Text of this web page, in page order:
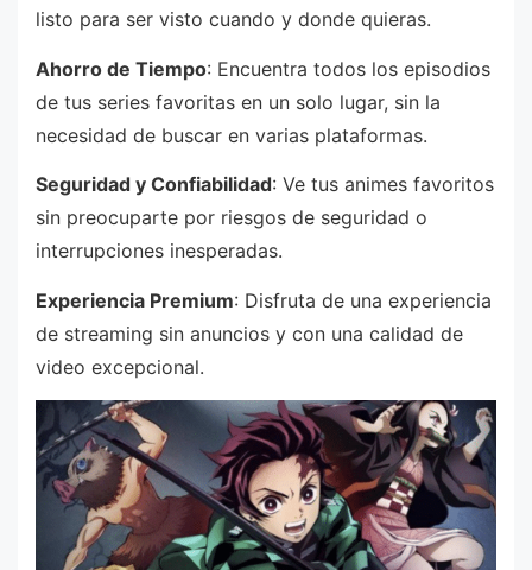
listo para ser visto cuando y donde quieras.
Ahorro de Tiempo: Encuentra todos los episodios
de tus series favoritas en un solo lugar, sin la
necesidad de buscar en varias plataformas.
Seguridad y Confiabilidad: Ve tus animes favoritos
sin preocuparte por riesgos de seguridad o
interrupciones inesperadas.
Experiencia Premium: Disfruta de una experiencia
de streaming sin anuncios y con una calidad de
video excepcional.